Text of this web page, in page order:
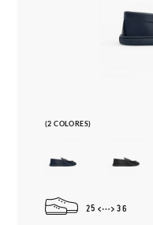
(2 COLORES)
25 36